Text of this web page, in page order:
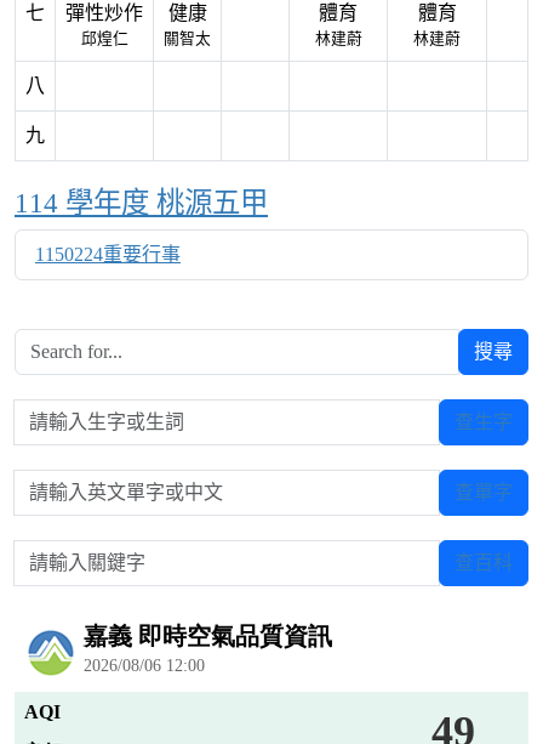
七 彈性炒作
邱煌仁
健康
關智太
體育
林建蔚
體育
林建蔚
八
九
Over View
114 學年度 桃源五甲
1150224重要行事
搜尋
請輸入生字或生詞 查生字
請輸入英文單字或中文 查單字
請輸入關鍵字 查百科